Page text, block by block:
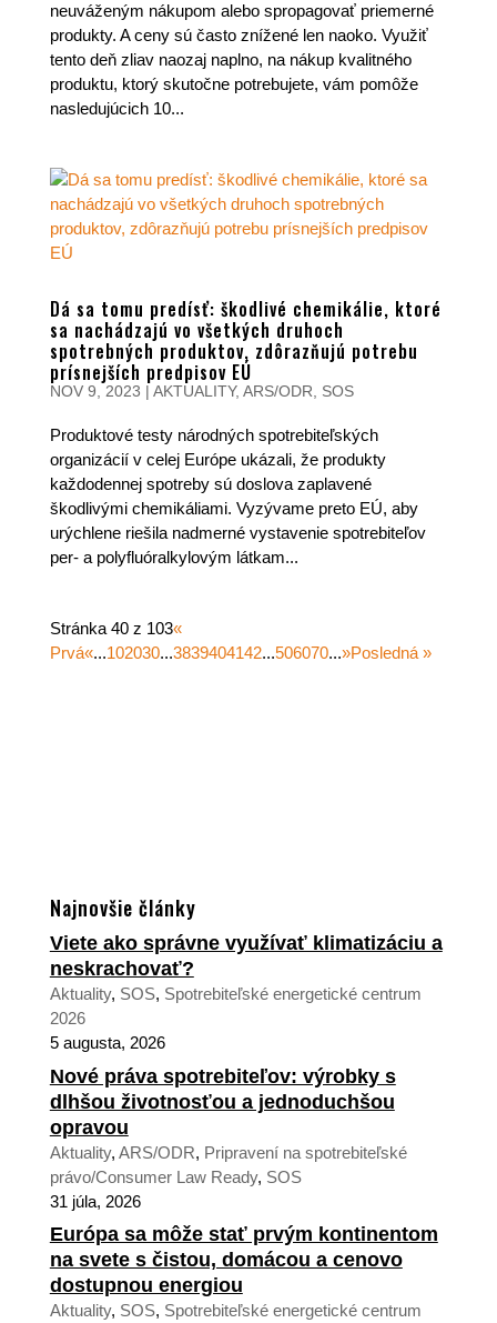
neuváženým nákupom alebo spropagovať priemerné
produkty. A ceny sú často znížené len naoko. Využiť
tento deň zliav naozaj naplno, na nákup kvalitného
produktu, ktorý skutočne potrebujete, vám pomôže
nasledujúcich 10...
Dá sa tomu predísť: škodlivé chemikálie, ktoré
sa nachádzajú vo všetkých druhoch
spotrebných produktov, zdôrazňujú potrebu
prísnejších predpisov EÚ
NOV 9, 2023 | AKTUALITY, ARS/ODR SOS
Produktové testy národných spotrebiteľských
organizácií v celej Európe ukázali, že produkty
každodennej spotreby sú doslova zaplavené
škodlivými chemikáliami. Vyzývame preto EÚ, aby
urýchlene riešila nadmerné vystavenie spotrebiteľov
per- a polyfluóralkylovým látkam...
Stránka 40 z 103«
Prvá«...102030...3839404142...506070...»Posledná »
Najnovšie články
Viete ako správne využívať klimatizáciu a
neskrachovať?
Aktuality, SOS, Spotrebiteľské energetické centrum
2026
5 augusta, 2026
Nové práva spotrebiteľov: výrobky s
dlhšou životnosťou a jednoduchšou
opravou
Aktuality, ARS/ODR, Pripravení na spotrebiteľské
právo/Consumer Law Ready, SOS
31 júla, 2026
Európa sa môže stať prvým kontinentom
na svete s čistou, domácou a cenovo
dostupnou energiou
Aktuality, SOS, Spotrebiteľské energetické centrum